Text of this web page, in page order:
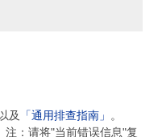
及 「通用排查指南」
。
注：请将"当前错误信息"复